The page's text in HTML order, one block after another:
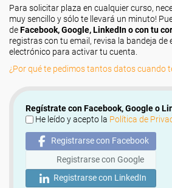
Para solicitar plaza en cualquier curso,
muy sencillo y sólo te llevará un minuto!
deFacebook, Google, LinkedIn o con tu
registras con tu email, revisa la bandeja de
electrónico para activar tu cuenta.
¿Por qué te pedimos tantos datos cuando
Regístrate con Facebook, Google o
He leído y acepto la Política de
Registrarse con Facebook
Registrarse con Google
Registrarse con LinkedIn